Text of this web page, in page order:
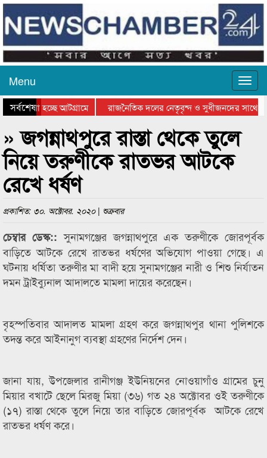
Menu
সর্বশেষ
যাওয়া হচ্ছে আটগ্রামে
রাজনৈতিক দলের নেতৃবৃন্দ ও সুধীজনদের সাথে
» জগন্নাথপুরে রাস্তা থেকে তুলে
নিয়ে তরুণীকে রাতভর আটকে
রেখে ধর্ষণ
প্রকাশিত: ৩০. অক্টোবর. ২০২০ | শুক্রবার
চেম্বার ডেস্ক::সুনামগঞ্জের জগন্নাথপুরে এক তরুণীকে জোরপূর্বক
বাড়িতে আটকে রেখে রাতভর ধর্ষণের অভিযোগ পাওয়া গেছে। এ
ঘটনায় ধর্ষিতা তরুণীর মা বাদী হয়ে সুনামগঞ্জের নারী ও শিশু নির্যাতন
দমন ট্রাইব্যুনাল আদালতে মামলা দায়ের করেছেন।
বৃহস্পতিবার আদালত মামলা গ্রহণ করে জগন্নাথপুর থানা পুলিশকে
তদন্ত করে আইনানুগ ব্যবস্থা গ্রহণের নির্দেশ দেন।
জানা যায়, উপজেলার রানীগঞ্জ ইউনিয়নের নোওয়াগাঁও গ্রামের চুনু
মিয়ার বখাটে ছেলে মিরজু মিয়া (৩৬) গত ২৪ অক্টোবর ওই তরুণীকে
(১৭) রাস্তা থেকে তুলে নিয়ে তার বাড়িতে জোরপূর্বক আটকে রেখে
রাতভর ধর্ষণ করে।